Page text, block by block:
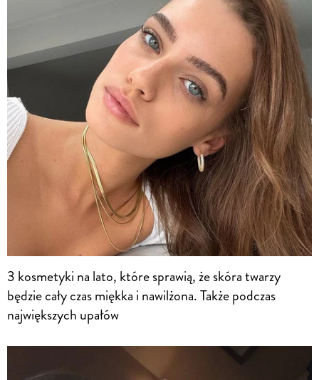
3 kosmetyki na lato, które sprawią, że skóra twarzy
będzie cały czas miękka i nawilżona. Także podczas
największych upałów